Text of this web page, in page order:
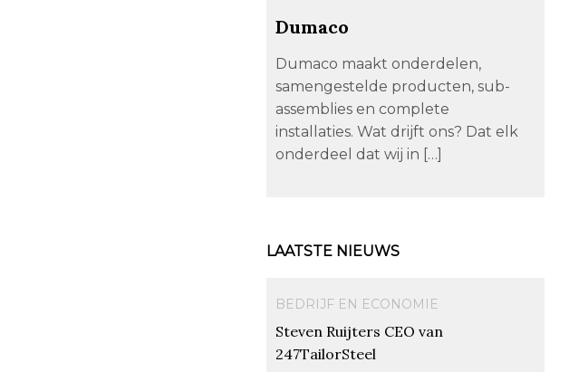
Dumaco
Dumaco maakt onderdelen,
samengestelde producten, sub-
assemblies en complete
installaties. Wat drijft ons? Dat elk
onderdeel dat wij in […]
LAATSTE NIEUWS
BEDRIJF EN ECONOMIE
Steven Ruijters CEO van
247TailorSteel